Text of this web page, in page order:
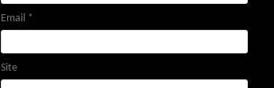
Email *
Site